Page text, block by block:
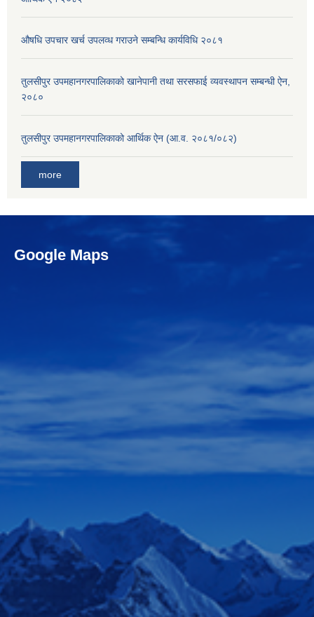
औषधि उपचार खर्च उपलव्ध गराउने सम्बन्धि कार्यविधि २०८१
तुलसीपुर उपमहानगरपालिकाको खानेपानी तथा सरसफाई व्यवस्थापन सम्बन्धी ऐन,
२०८०
तुलसीपुर उपमहानगरपालिकाको आर्थिक ऐन (आ.व. २०८१/०८२)
more
Google Maps